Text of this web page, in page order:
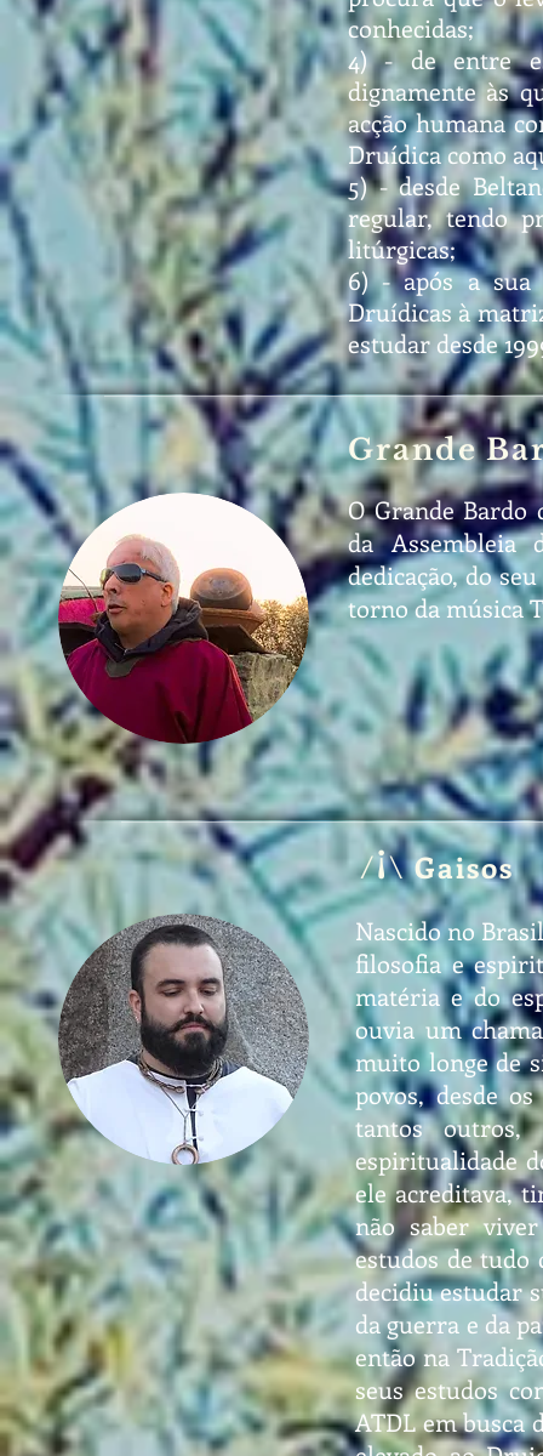
conhecidas;
4) - de entre
dignamente às
acção humana
Druídica como
5) - desde
regular, tendo
litúrgicas;
6) - após a sua
Druídicas à
estudar desde
Grande
O Grande Bardo
da Assembleia
dedicação, do
torno da música
/¡\Gaisos
Nascido no
filosofia e
matéria e do
ouvia um
muito longe de
povos, desde
tantos
espiritualidade
ele acreditava,
não saber
estudos de tudo
decidiu estudar
da guerra e da
então na
seus estudos
ATDL em busca